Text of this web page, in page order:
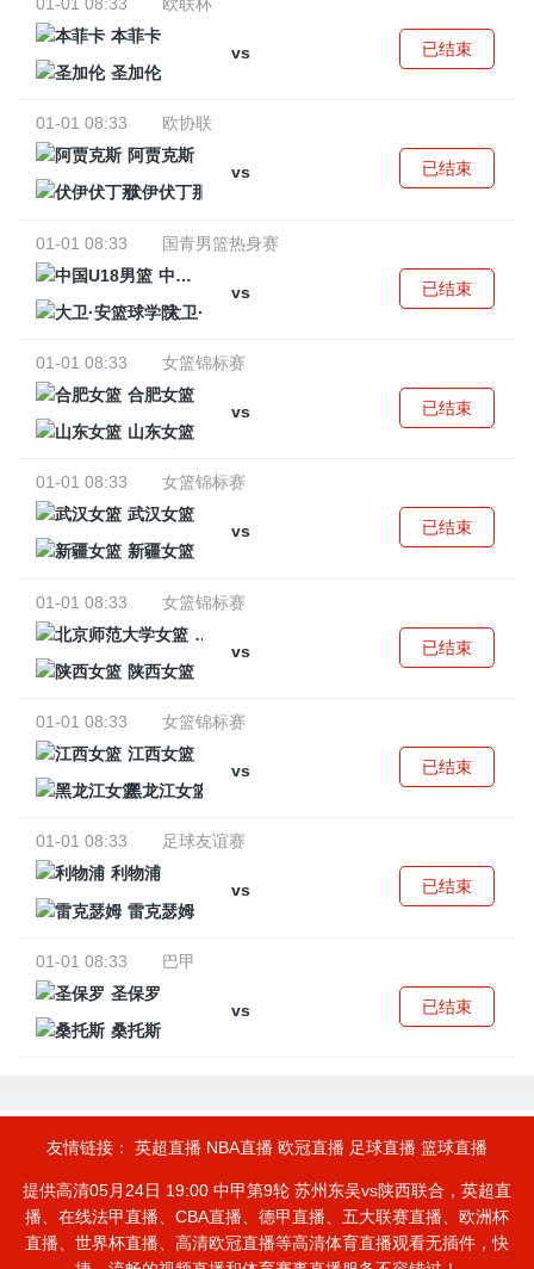
本菲卡
vs
圣加伦
已结束
01-01 08:33
欧协联
阿贾克斯
vs
伏伊伏丁那
已结束
01-01 08:33
国青男篮热身赛
中国U18男篮
vs
大卫·安篮球学院
已结束
01-01 08:33
女篮锦标赛
合肥女篮
vs
山东女篮
已结束
01-01 08:33
女篮锦标赛
武汉女篮
vs
新疆女篮
已结束
01-01 08:33
女篮锦标赛
北京师范大学女篮
vs
陕西女篮
已结束
01-01 08:33
女篮锦标赛
江西女篮
vs
黑龙江女篮
已结束
01-01 08:33
足球友谊赛
利物浦
vs
雷克瑟姆
已结束
01-01 08:33
巴甲
圣保罗
vs
桑托斯
已结束
友情链接： 英超直播 NBA直播 欧冠直播 足球直播 篮球直播
提供高清05月24日 19:00 中甲第9轮 苏州东吴vs陕西联合，英超直
播、在线法甲直播、CBA直播、德甲直播、五大联赛直播、欧洲杯
直播、世界杯直播、高清欧冠直播等高清体育直播观看无插件，快